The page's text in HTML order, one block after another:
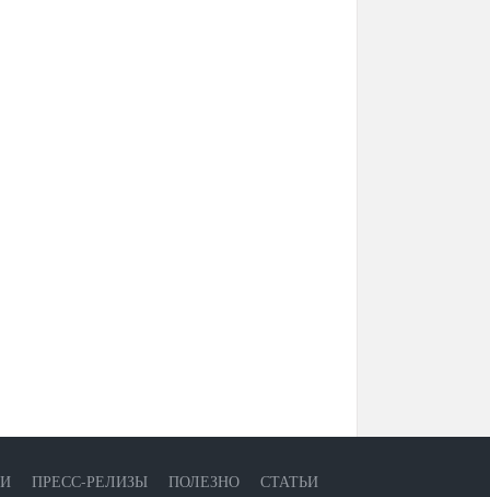
ПРЕСС-РЕЛИЗЫ ПОЛЕЗНО СТАТЬИ